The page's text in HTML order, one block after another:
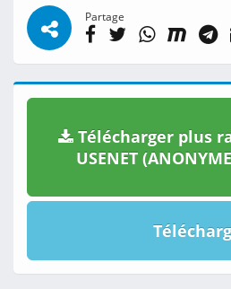
Partage
Télécharger plus
USENET